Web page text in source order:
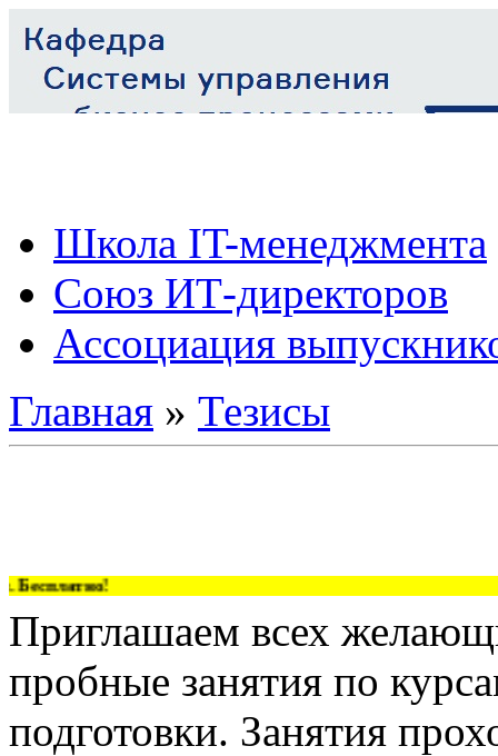
Школа IT-менеджмента
Союз ИТ-директоров
Ассоциация
Главная » Тезисы
Приглашаем всех
пробные занятия по
подготовки. Занятия